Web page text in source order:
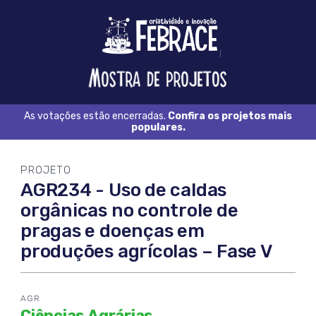
Logo
FEBRACE
Feira
Brasileira
Ciência
e
Tecnologia
As votações estão encerradas. Confira os projetos mais
populares.
PROJETO
AGR234 - Uso de caldas
orgânicas no controle de
pragas e doenças em
produções agrícolas – Fase V
AGR